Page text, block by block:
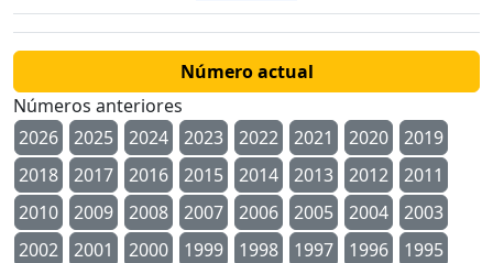
Número actual
Números anteriores
2026
2025 2024 2023 2022 2021 2020
2019
2018
2017 2016 2015 2014 2013 2012
2011
2010
2009 2008 2007 2006 2005 2004
2003
2002
2001 2000 1999 1998 1997 1996
1995